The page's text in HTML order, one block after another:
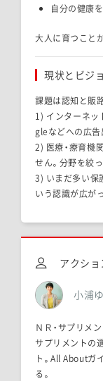
自分の健康
大人に育つこと
現状とビジ
課題は認知と販
1) インターネッ
gleなどへの広告
2) 医療・療育機
せん。分野を絞
3) いまだ多い保
いう認識が広が
アクシ
小浦
ＮＲ・サプリメ
サプリメントの
ト。All Aboutガ
る。